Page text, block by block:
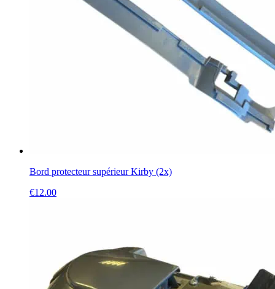
Bord protecteur supérieur Kirby (2x)
€12.00